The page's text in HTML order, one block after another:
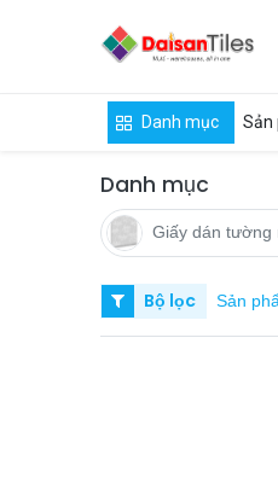
Danh mục Sản
Danh mục
Giấy dán tường
Bộ lọc Sản